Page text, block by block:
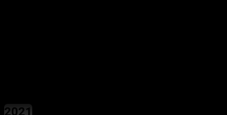
2021